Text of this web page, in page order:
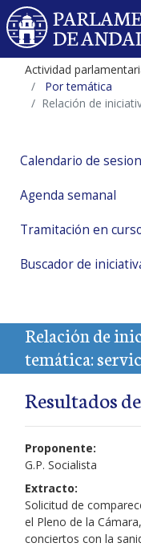
Actividad
Por temática
Relación de
Calendario de
Agenda semanal
Tramitación en
Buscador de
Relación de
temática:
Resultados
Proponente:
G.P. Socialista
Extracto:
Solicitud de
el Pleno de la
conciertos con la